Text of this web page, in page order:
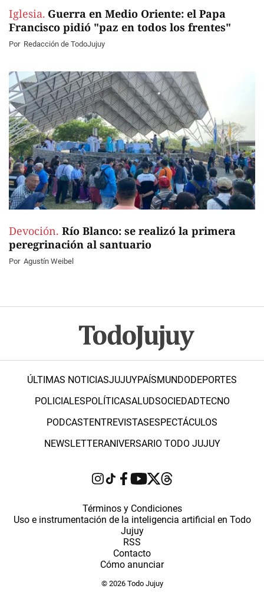
Iglesia. Guerra en Medio Oriente: el Papa
Francisco pidió "paz en todos los frentes"
Por Redacción de TodoJujuy
Devoción. Río Blanco: se realizó la primera
peregrinación al santuario
Por Agustín Weibel
ÚLTIMAS NOTICIASJUJUYPAÍSMUNDODEPORTES
POLICIALESPOLÍTICASALUDSOCIEDADTECNO
PODCASTENTREVISTASESPECTÁCULOS
NEWSLETTERANIVERSARIO TODO JUJUY
Términos y Condiciones
Uso e instrumentación de la inteligencia artificial en Todo
Jujuy
RSS
Contacto
Cómo anunciar
© 2026 Todo Jujuy